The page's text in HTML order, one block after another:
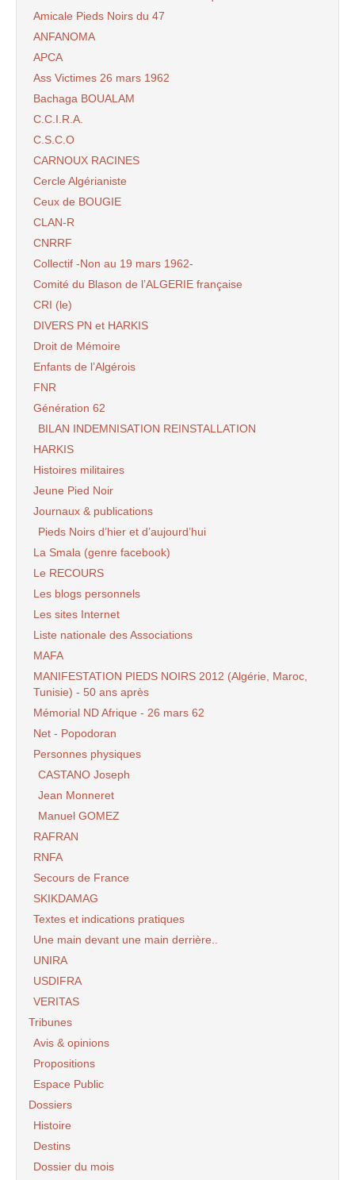
Amicale Pieds Noirs du 47
ANFANOMA
APCA
Ass Victimes 26 mars 1962
Bachaga BOUALAM
C.C.I.R.A.
C.S.C.O
CARNOUX RACINES
Cercle Algérianiste
Ceux de BOUGIE
CLAN-R
CNRRF
Collectif -Non au 19 mars 1962-
Comité du Blason de l’ALGERIE française
CRI (le)
DIVERS PN et HARKIS
Droit de Mémoire
Enfants de l’Algérois
FNR
Génération 62
BILAN INDEMNISATION REINSTALLATION
HARKIS
Histoires militaires
Jeune Pied Noir
Journaux & publications
Pieds Noirs d’hier et d’aujourd’hui
La Smala (genre facebook)
Le RECOURS
Les blogs personnels
Les sites Internet
Liste nationale des Associations
MAFA
MANIFESTATION PIEDS NOIRS 2012 (Algérie, Maroc,
Tunisie) - 50 ans après
Mémorial ND Afrique - 26 mars 62
Net - Popodoran
Personnes physiques
CASTANO Joseph
Jean Monneret
Manuel GOMEZ
RAFRAN
RNFA
Secours de France
SKIKDAMAG
Textes et indications pratiques
Une main devant une main derrière..
UNIRA
USDIFRA
VERITAS
Tribunes
Avis & opinions
Propositions
Espace Public
Dossiers
Histoire
Destins
Dossier du mois